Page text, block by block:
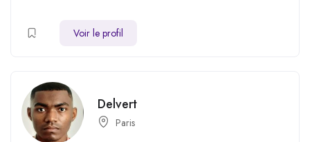
Voir le profil
Delvert
Paris